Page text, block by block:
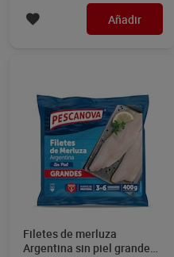
Añadir
Filetes de merluza
Argentina sin piel grandes